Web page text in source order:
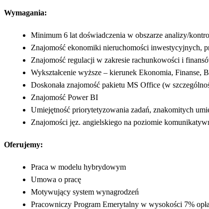
Wymagania:
Minimum 6 lat doświadczenia w obszarze analizy/
Znajomość ekonomiki nieruchomości inwestycyjnych,
Znajomość regulacji w zakresie rachunkowości i
Wykształcenie wyższe – kierunek Ekonomia, Finanse,
Doskonała znajomość pakietu MS Office (w
Znajomość Power BI
Umiejętność priorytetyzowania zadań, znakomitych
Znajomości jęz. angielskiego na poziomie
Oferujemy:
Praca w modelu hybrydowym
Umowa o pracę
Motywujący system wynagrodzeń
Pracowniczy Program Emerytalny w wysokości 7%